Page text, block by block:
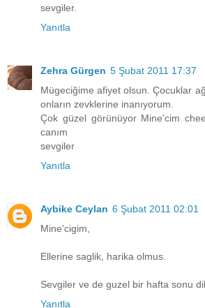
sevgiler.
Yanıtla
Zehra Gürgen 5 Şubat 2011 17:37
Mügeciğime afiyet olsun. Çocuklar
onların zevklerine inanıyorum.
Çok güzel görünüyor Mine'cim
canım
sevgiler
Yanıtla
Aybike Ceylan 6 Şubat 2011 02:01
Mine'cigim,
Ellerine saglik, harika olmus.
Sevgiler ve de guzel bir hafta sonu
Yanıtla